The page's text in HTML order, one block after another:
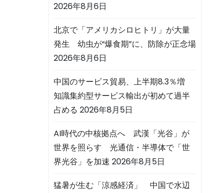
2026年8月6日
北京で「アメリカシロヒトリ」が大量
発生 幼虫が“爆食期”に、防除が正念場
2026年8月6日
中国のサービス貿易、上半期8.3％増
知識集約型サービス輸出が初めて過半
占める 2026年8月5日
AI時代の中核拠点へ 武漢「光谷」が
世界を照らす 光通信・半導体で「世
界光谷」を加速 2026年8月5日
猛暑が生む「涼感経済」 中国で水辺